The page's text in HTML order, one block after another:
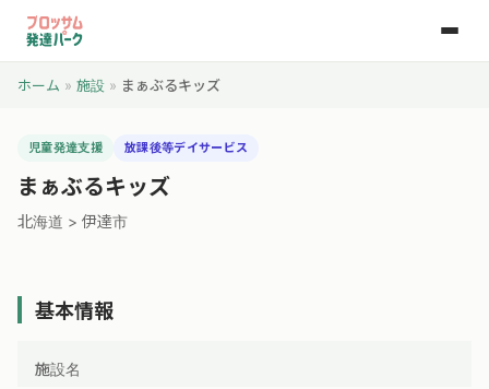
ホーム » 施設 » まぁぶるキッズ
児童発達支援 放課後等デイサービス
まぁぶるキッズ
北海道 > 伊達市
基本情報
施設名